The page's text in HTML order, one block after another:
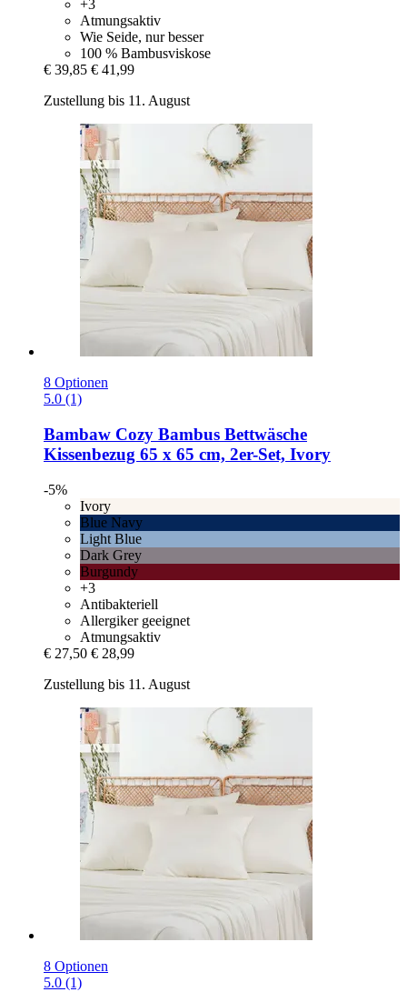
+3
Atmungsaktiv
Wie Seide, nur besser
100 % Bambusviskose
€ 39,85 € 41,99
Zustellung bis 11. August
8 Optionen
5.0 (1)
Bambaw Cozy Bambus Bettwäsche
Kissenbezug 65 x 65 cm, 2er-​Set, Ivory
-5%
Ivory
Blue Navy
Light Blue
Dark Grey
Burgundy
+3
Antibakteriell
Allergiker geeignet
Atmungsaktiv
€ 27,50 € 28,99
Zustellung bis 11. August
8 Optionen
5.0 (1)